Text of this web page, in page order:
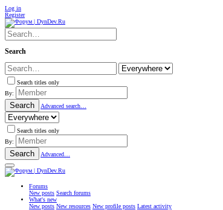
Log in
Register
Search
Search titles only
By:
Search Advanced search…
Search titles only
By:
Search Advanced…
Forums
New posts Search forums
What's new
New posts New resources New profile posts Latest activity